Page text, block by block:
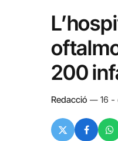
200
Redacció 16 -